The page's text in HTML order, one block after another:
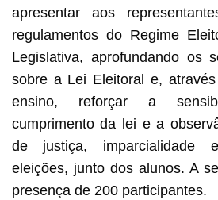
apresentar aos
regulamentos do Regime
Legislativa, aprofundando os
sobre a Lei Eleitoral e,
ensino, reforçar a
cumprimento da lei e a
de justiça, imparcialidade
eleições, junto dos alunos. A
presença de 200 participantes.